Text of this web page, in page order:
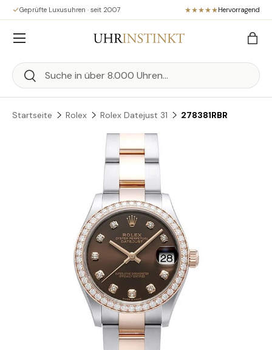
Direkt zum Inhalt
Geprüfte Luxusuhren · seit 2007 Hervorragend
Suchen
Suchen
Menü
Startseite Rolex Rolex Datejust 31 278381RBR
Zu Produktinformationen springen